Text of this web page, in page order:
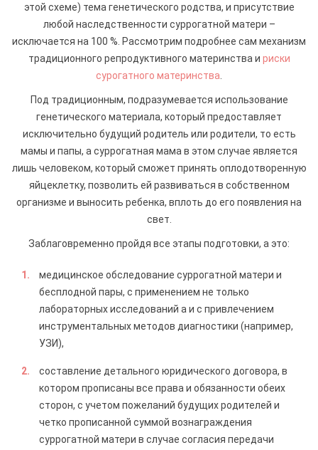
этой схеме) тема генетического родства, и присутствие
любой наследственности суррогатной матери –
исключается на 100 %. Рассмотрим подробнее сам механизм
традиционного репродуктивного материнства и риски
сурогатного материнства
Под традиционным, подразумевается использование
генетического материала, который предоставляет
исключительно будущий родитель или родители, то есть
мамы и папы, а суррогатная мама в этом случае является
лишь человеком, который сможет принять оплодотворенную
яйцеклетку, позволить ей развиваться в собственном
организме и выносить ребенка, вплоть до его появления на
свет.
Заблаговременно пройдя все этапы подготовки, а это:
медицинское обследование суррогатной матери и
бесплодной пары, с применением не только
лабораторных исследований а и с привлечением
инструментальных методов диагностики (например,
УЗИ),
составление детального юридического договора, в
котором прописаны все права и обязанности обеих
сторон, с учетом пожеланий будущих родителей и
четко прописанной суммой вознаграждения
суррогатной матери в случае согласия передачи